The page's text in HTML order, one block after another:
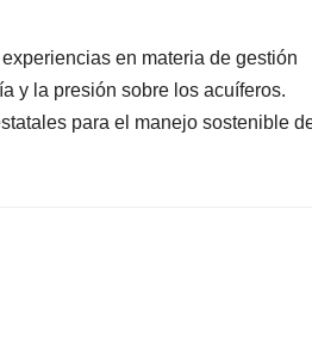
en materia de gestión
y la presión sobre los acuíferos.
para el manejo sostenible